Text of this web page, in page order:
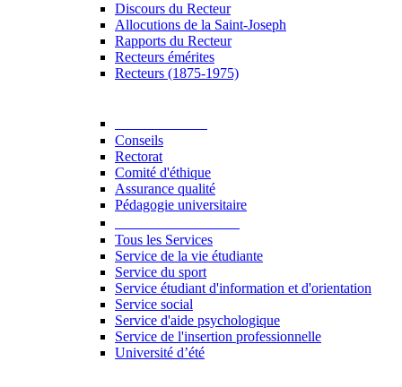
Discours du Recteur
Allocutions de la Saint-Joseph
Rapports du Recteur
Recteurs émérites
Recteurs (1875-1975)
Conseils
Rectorat
Comité d'éthique
Assurance qualité
Pédagogie universitaire
Tous les Services
Service de la vie étudiante
Service du sport
Service étudiant d'information et d'orientation
Service social
Service d'aide psychologique
Service de l'insertion professionnelle
Université d’été